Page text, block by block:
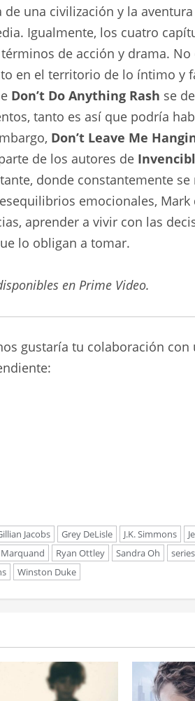
una civilización y la
Igualmente, los cuatro
de acción y drama. No
en el territorio de lo íntimo y
Don’t Do Anything Rash se
tanto es así que podría
Don’t Leave Me
de los autores de
donde constantemente se
emocionales,
aprender a vivir con las
lo obligan a tomar.
en Prime Video.
gustaría tu colaboración con
Jacobs Grey DeLisle J.K. Simmons
Marquand Ryan Ottley Sandra Oh series
Winston Duke